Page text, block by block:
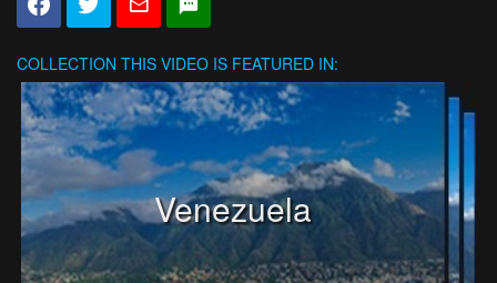
COLLECTION THIS VIDEO IS FEATURED IN:
Venezuela